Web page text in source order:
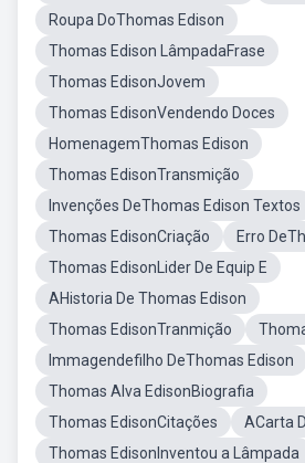
Roupa DoThomas Edison
Thomas Edison LâmpadaFrase
Thomas EdisonJovem
Thomas EdisonVendendo Doces
HomenagemThomas Edison
Thomas EdisonTransmição
Invenções DeThomas Edison Textos
Thomas EdisonCriação
Erro
Thomas EdisonLider De Equip E
AHistoria De Thomas Edison
Thomas EdisonTranmição
Immagendefilho DeThomas Edison
Thomas Alva EdisonBiografia
Thomas EdisonCitações
ACarta
Thomas EdisonInventou a Lâmpada